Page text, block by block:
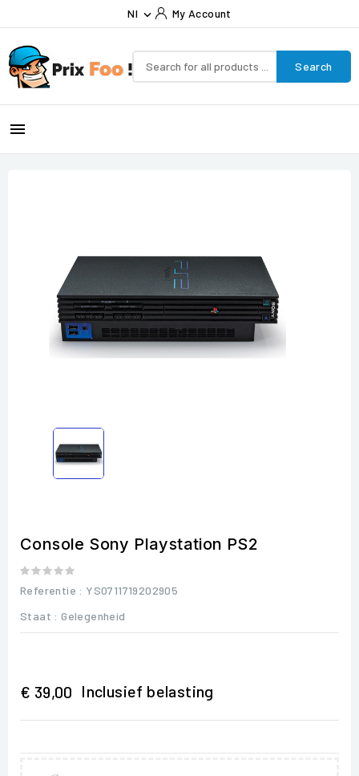
Nl  My Account
Search

Console Sony Playstation PS2
Referentie : YS0711719202905
Staat : Gelegenheid
€ 39,00 Inclusief belasting